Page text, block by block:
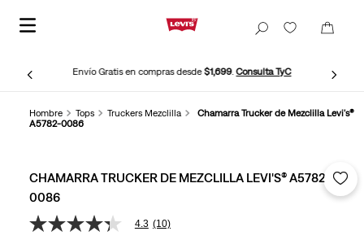
Envío Gratis en compras desde$1,699.Consulta TyC
Hombre Tops Truckers Mezclilla
Chamarra Trucker de Mezclilla Levi's®
A5782-0086
CHAMARRA TRUCKER DE MEZCLILLA LEVI'S® A5782-
0086
4.3
4.3 (10)